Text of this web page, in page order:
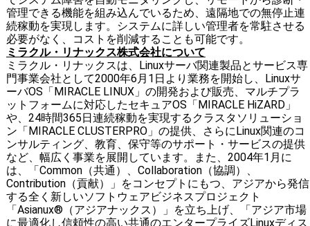
管理できる機能を組み込んでいるため、遠隔地での無停止連
続稼動を実現します。システムに詳しい管理者を常駐させる
必要がなく、コストを削減することも可能です。
ミラクル・リナックス株式会社について
ミラクル・リナックスは、Linuxサーバ関連製品とサービス専
門事業会社として2000年6月1日より業務を開始し、Linuxサ
ーバOS「MIRACLE LINUX」の開発および販売、マルチプラ
ットフォームに対応したセキュアOS「MIRACLE HiZARD」
や、24時間365日連続稼動を実現するクラスタソリューショ
ン「MIRACLE CLUSTERPRO」の提供、さらにLinux関連のコ
ンサルティング、教育、保守等のサポート・サービスの提供
など、幅広く事業を展開しています。また、2004年1月に
は、「Common（共通）、Collaboration（協調）、
Contribution（貢献）」をコンセプトにもつ、アジアから発信
する全く新しいソフトウェアビジネスプロジェクト
「Asianux®（アジアナックス）」を立ち上げ、「アジア市場
に最適化し信頼性の高い共通のエンタープライズLinuxディス